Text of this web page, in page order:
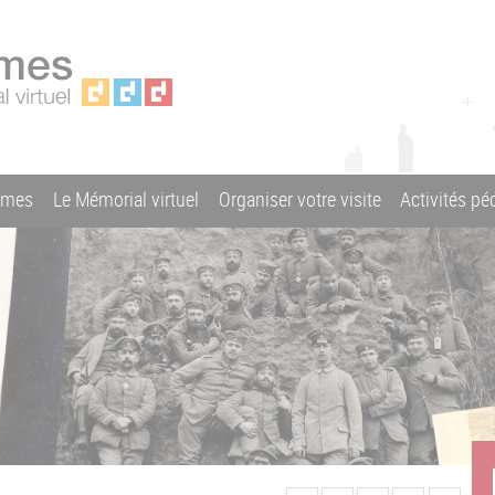
Le Mémorial virtuel Organiser votre visite Activités